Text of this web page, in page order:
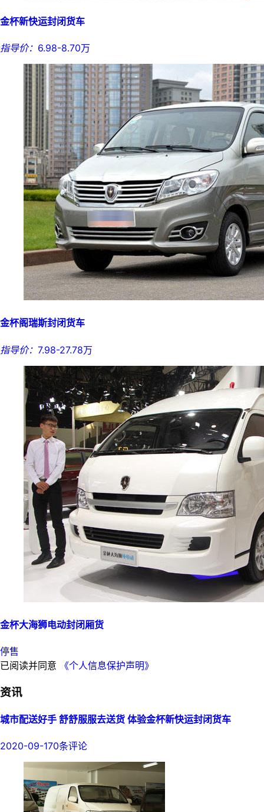
金杯新快运封闭货车
指导价： 6.98-8.70万
金杯阁瑞斯封闭货车
指导价： 7.98-27.78万
金杯大海狮电动封闭厢货
停售
已阅读并同意 《个人信息保护声明》
资讯
城市配送好手 舒舒服服去送货 体验金杯新快运封闭货车
2020-09-170条评论